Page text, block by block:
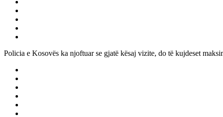
Policia e Kosovës ka njoftuar se gjatë kësaj vizite, do të kujdeset